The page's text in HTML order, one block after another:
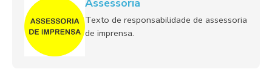
Assessoria
Texto de responsabilidade de assessoria
de imprensa.